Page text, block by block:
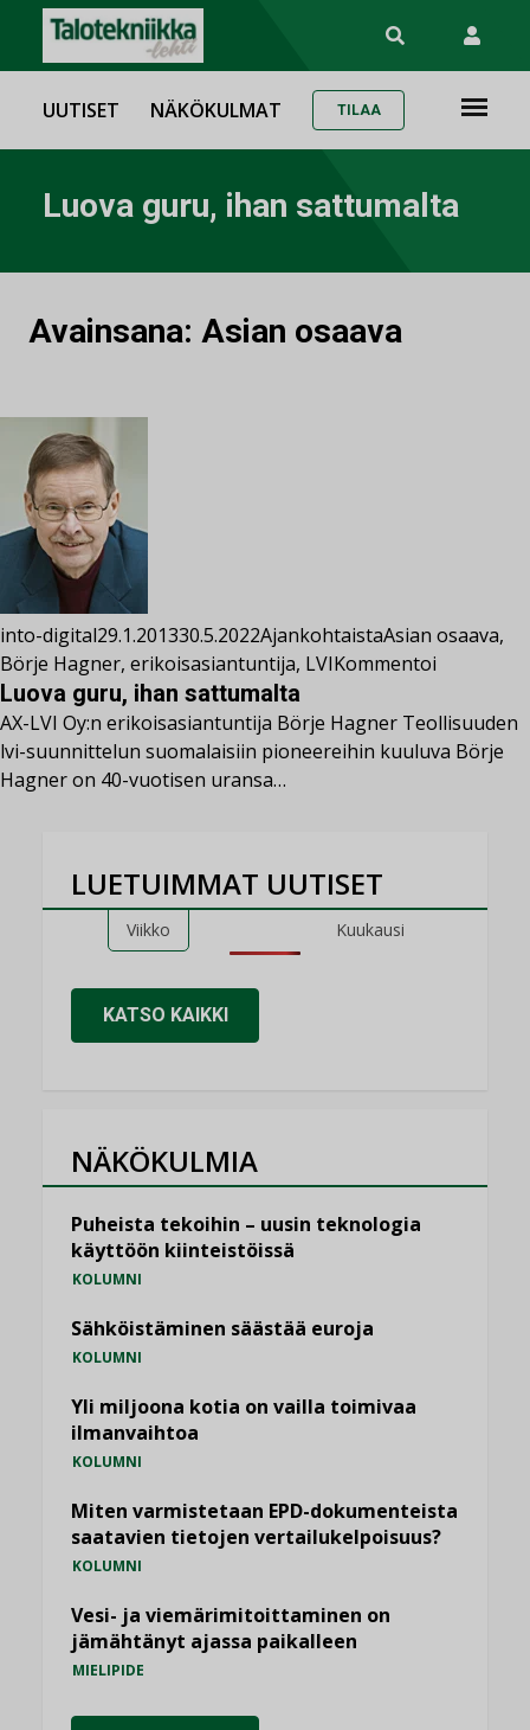
UUTISET NÄKÖKULMAT TILAA
Luova guru, ihan sattumalta
Avainsana: Asian osaava
into-digital29.1.201330.5.2022AjankohtaistaAsian osaava,
Börje Hagner, erikoisasiantuntija, LVIKommentoi
Luova guru, ihan sattumalta
AX-LVI Oy:n erikoisasiantuntija Börje Hagner Teollisuuden
lvi-suunnittelun suomalaisiin pioneereihin kuuluva Börje
Hagner on 40-vuotisen uransa…
LUETUIMMAT UUTISET
Viikko Kuukausi
KATSO KAIKKI
NÄKÖKULMIA
Puheista tekoihin – uusin teknologia
käyttöön kiinteistöissä
KOLUMNI
Sähköistäminen säästää euroja
KOLUMNI
Yli miljoona kotia on vailla toimivaa
ilmanvaihtoa
KOLUMNI
Miten varmistetaan EPD-dokumenteista
saatavien tietojen vertailukelpoisuus?
KOLUMNI
Vesi- ja viemärimitoittaminen on
jämähtänyt ajassa paikalleen
MIELIPIDE